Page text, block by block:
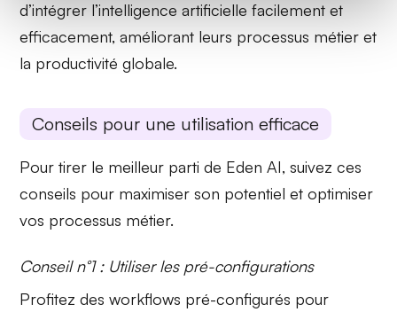
d’intégrer l’intelligence artificielle facilement et
efficacement, améliorant leurs processus métier et
la productivité globale.
Conseils pour une utilisation efficace
Pour tirer le meilleur parti de Eden AI, suivez ces
conseils pour maximiser son potentiel et optimiser
vos processus métier.
Conseil n°1 : Utiliser les pré-configurations
Profitez desworkflows pré-configurés pour